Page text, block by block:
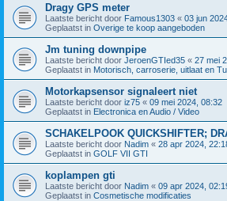
Dragy GPS meter
Laatste bericht door Famous1303 « 03 jun
Geplaatst in Overige te koop aangeboden
Jm tuning downpipe
Laatste bericht door JeroenGTIed35 « 27 mei
Geplaatst in Motorisch, carroserie, uitlaat en
Motorkapsensor signaleert niet
Laatste bericht door iz75 « 09 mei 2024, 08:32
Geplaatst in Electronica en Audio / Video
SCHAKELPOOK QUICKSHIFTER;
Laatste bericht door Nadim « 28 apr 2024,
Geplaatst in GOLF VII GTI
koplampen gti
Laatste bericht door Nadim « 09 apr 2024,
Geplaatst in Cosmetische modificaties